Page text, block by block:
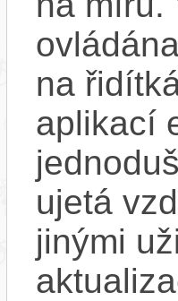
na
aplikací
ujetá
jinými